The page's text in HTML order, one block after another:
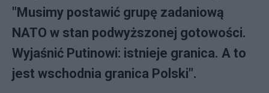
"Musimy postawić grupę zadaniową
NATO w stan podwyższonej gotowości.
Wyjaśnić Putinowi: istnieje granica. A to
jest wschodnia granica Polski".